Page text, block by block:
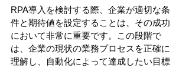
RPA導入を検討する際、企業が適切な条
件と期待値を設定することは、その成功
において非常に重要です。この段階で
は、企業の現状の業務プロセスを正確に
理解し、自動化によって達成したい目標